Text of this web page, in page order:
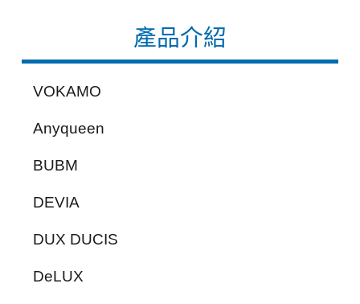
產品介紹
VOKAMO
Anyqueen
BUBM
DEVIA
DUX DUCIS
DeLUX